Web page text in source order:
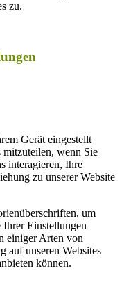
zu.
Gerät eingestellt
wenn Sie
interagieren, Ihre
zu unserer Website
um
Ihrer Einstellungen
einiger Arten von
auf unseren Websites
können.